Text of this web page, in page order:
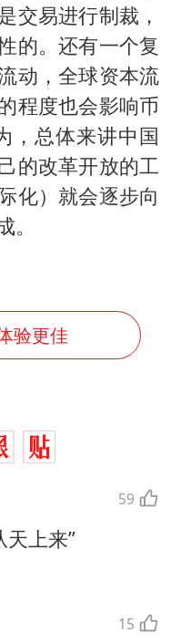
交易进行制裁，
的。还有一个复
动，全球资本流
程度也会影响币
，总体来讲中国
的改革开放的工
化）就会逐步向
验更佳
59
天上来”
15